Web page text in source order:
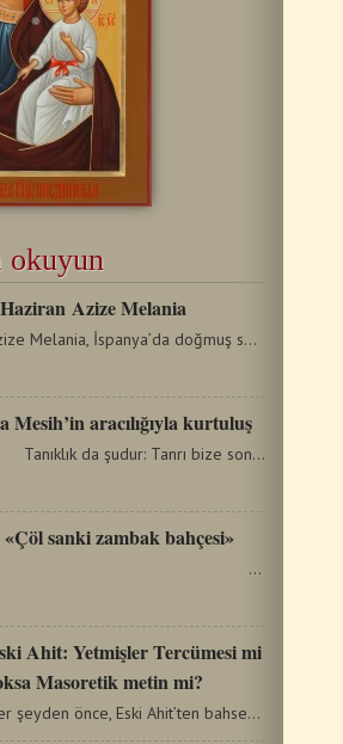
okuyun
Azize Melania
Azize Melania, İspanya’da doğmuş soylu ve varlıklı bir…
Mesih’in aracılığıyla kurtuluş
Tanıklık da şudur: Tanrı bize sonsuz yaşam…
«Çöl sanki zambak bahçesi»
…
Ahit: Yetmişler Tercümesi mi
Masoretik metin mi?
Her şeyden önce, Eski Ahit’ten bahsederken, metnin iki versiyonu…